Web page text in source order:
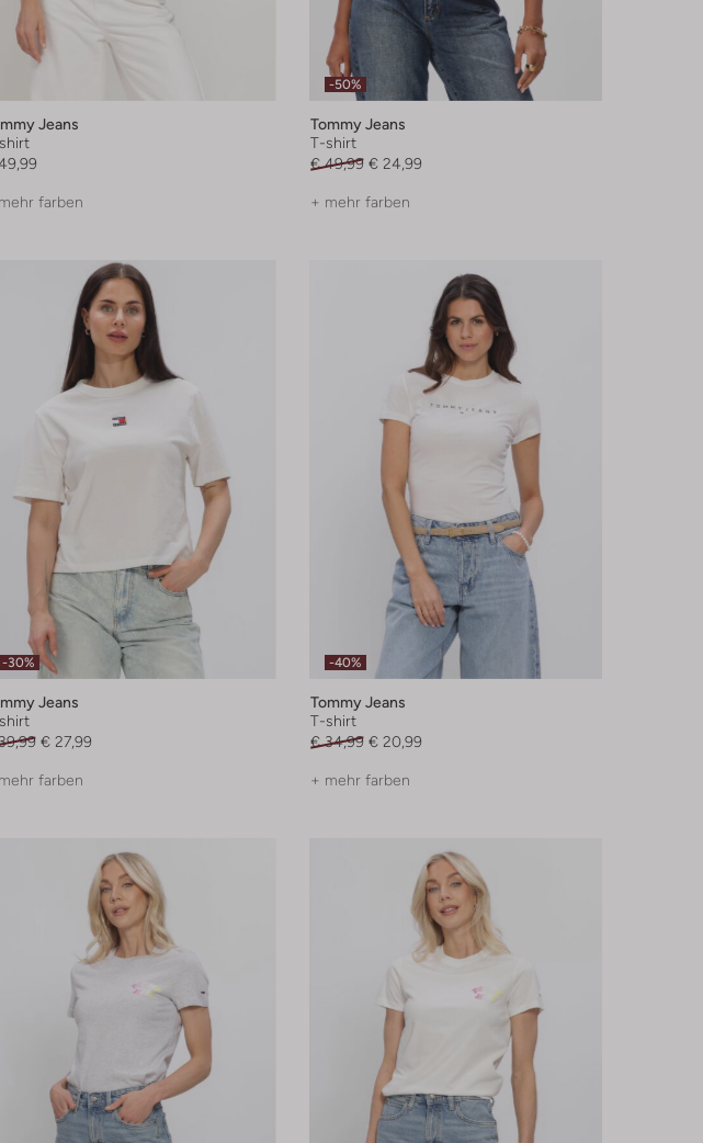
Jeans
farben
-50%
Tommy Jeans
T-shirt
€ 49,99 € 24,99
+ mehr farben
-30%
Jeans
€ 27,99
farben
-40%
Tommy Jeans
T-shirt
€ 34,99 € 20,99
+ mehr farben